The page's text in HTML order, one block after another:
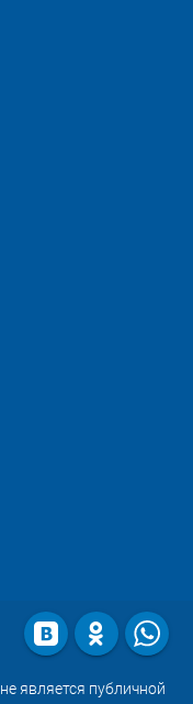
является публичной